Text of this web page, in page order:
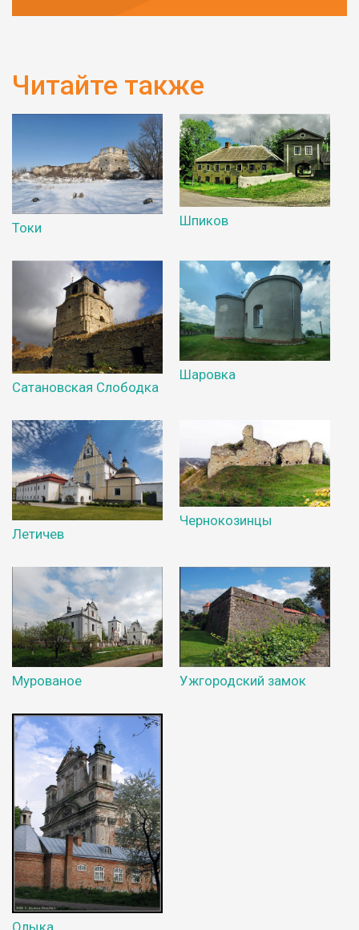
Читайте также
Токи Шпиков
Сатановская Слободка
Шаровка
Летичев
Чернокозинцы
Мурованое Ужгородский замок
Олыка